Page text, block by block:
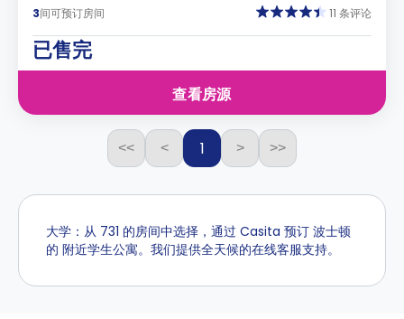
3间可预订房间 11 条评论
已售完
查看房源
<< < 1 > >>
大学：从 731 的房间中选择，通过 Casita 预订 波士顿
的 附近学生公寓。我们提供全天候的在线客服支持。